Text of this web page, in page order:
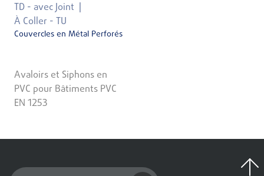
TD - avec Joint
À Coller - TU
Couvercles en Métal Perforés
Avaloirs et Siphons en
PVC pour Bâtiments PVC
EN 1253